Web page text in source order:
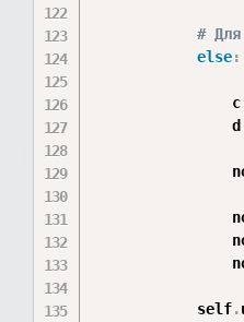
# Для
else:
            self
.